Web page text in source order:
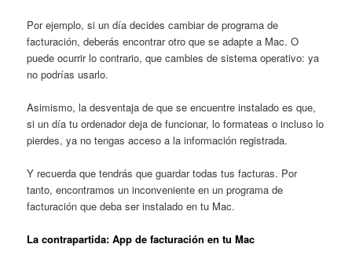
Por ejemplo, si un día decides cambiar de programa de
facturación, deberás encontrar otro que se adapte a Mac. O
puede ocurrir lo contrario, que cambies de sistema operativo: ya
no podrías usarlo.
Asimismo, la desventaja de que se encuentre instalado es que,
si un día tu ordenador deja de funcionar, lo formateas o incluso lo
pierdes, ya no tengas acceso a la información registrada.
Y recuerda que tendrás que guardar todas tus facturas. Por
tanto, encontramos un inconveniente en un programa de
facturación que deba ser instalado en tu Mac.
La contrapartida: App de facturación en tu Mac